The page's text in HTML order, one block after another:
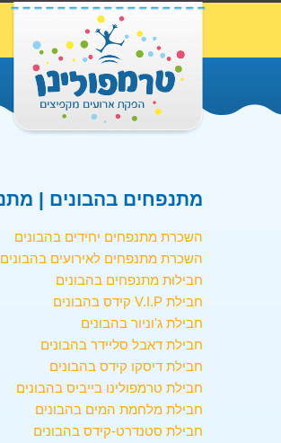
מתנפחים בהבונים |
השכרת מתנפחים יחידים בהבונים
השכרת מתנפחים לאירועים בהבונים
חבילות מתנפחים בהבונים
חבילת V.I.P קידס בהבונים
חבילת ג'וניור בהבונים
חבילת דאבל סליידר בהבונים
חבילת דיסקו קידס בהבונים
חבילת טרמפולינו בייביס בהבונים
חבילת מלחמת המים בהבונים
חבילת סטנדרט-קידס בהבונים